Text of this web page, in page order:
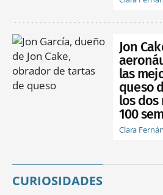
Jon
las
queso
los dos
100
Clara
CURIOSIDADES